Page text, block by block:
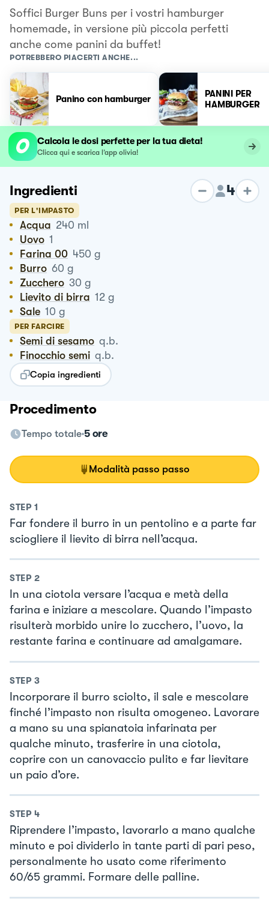
Soffici Burger Buns per i vostri hamburger
homemade, in versione più piccola perfetti
anche come panini da buffet!
POTREBBERO PIACERTI ANCHE...
Panino con hamburger
PANINI PER
HAMBURGER
Calcola le dosi perfette per la tua dieta!
Clicca qui e scarica l’app olivia!
Ingredienti 4
PER L'IMPASTO
Acqua 240 ml
Uovo 1
Farina 00 450 g
Burro 60 g
Zucchero 30 g
Lievito di birra 12 g
Sale 10 g
PER FARCIRE
Semi di sesamo q.b.
Finocchio semi q.b.
Copia ingredienti
Procedimento
Tempo totale 5 ore
Modalità passo passo
STEP 1
Far fondere il burro in un pentolino e a parte far
sciogliere il lievito di birra nell’acqua.
STEP 2
In una ciotola versare l’acqua e metà della
farina e iniziare a mescolare. Quando l’impasto
risulterà morbido unire lo zucchero, l’uovo, la
restante farina e continuare ad amalgamare.
STEP 3
Incorporare il burro sciolto, il sale e mescolare
finché l’impasto non risulta omogeneo. Lavorare
a mano su una spianatoia infarinata per
qualche minuto, trasferire in una ciotola,
coprire con un canovaccio pulito e far lievitare
un paio d’ore.
STEP 4
Riprendere l’impasto, lavorarlo a mano qualche
minuto e poi dividerlo in tante parti di pari peso,
personalmente ho usato come riferimento
60/65 grammi. Formare delle palline.